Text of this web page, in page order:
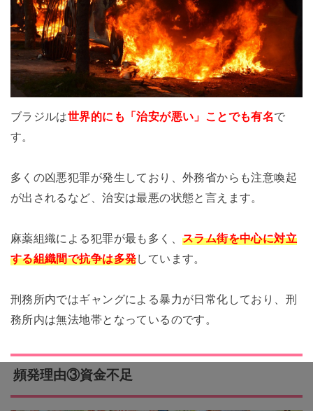
ブラジルは世界的にも「治安が悪い」ことでも有名で
す。
多くの凶悪犯罪が発生しており、外務省からも注意喚起
が出されるなど、治安は最悪の状態と言えます。
麻薬組織による犯罪が最も多く、スラム街を中心に対立
する組織間で抗争は多発しています。
刑務所内ではギャングによる暴力が日常化しており、刑
務所内は無法地帯となっているのです。
頻発理由③資金不足